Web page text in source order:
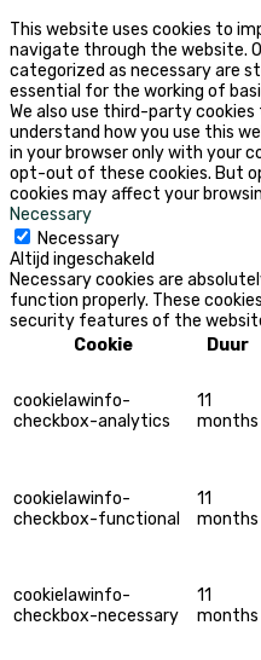
This website uses cookies to
navigate through the website.
categorized as necessary are
essential for the working of
We also use third-party
understand how you use this
in your browser only with your
opt-out of these cookies. But
cookies may affect your
Necessary
Necessary
Altijd ingeschakeld
Necessary cookies are
function properly. These
security features of the
Cookie
Duur
cookielawinfo-
checkbox-analytics
11
months
cookielawinfo-
checkbox-functional
11
months
cookielawinfo-
checkbox-necessary
11
months